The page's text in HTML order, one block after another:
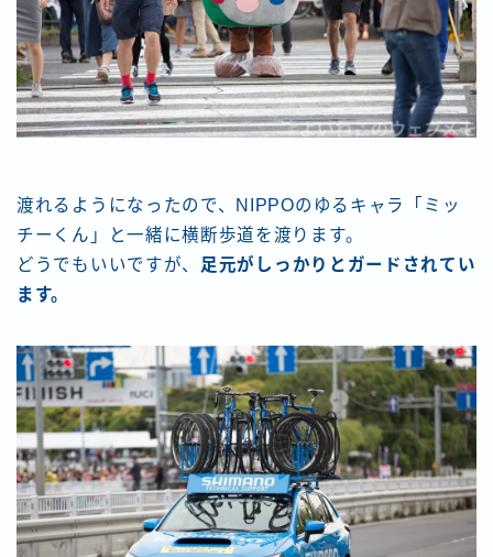
渡れるようになったので、NIPPOのゆるキャラ「ミッ
チーくん」と一緒に横断歩道を渡ります。
どうでもいいですが、
足元がしっかりとガードされてい
ます。